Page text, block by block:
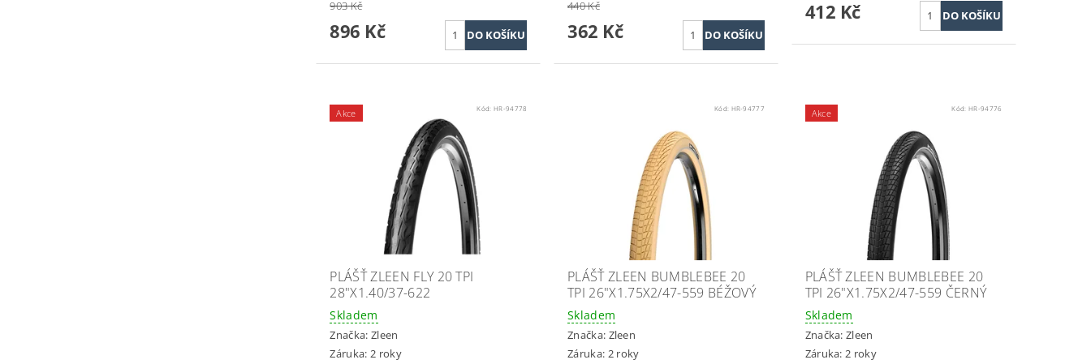
903 Kč
896 Kč
440 Kč
362 Kč
412 Kč
Akce Kód: HR-94778
PLÁŠŤ ZLEEN FLY 20 TPI
28"X1.40/37-622
Skladem
Značka: Zleen
Záruka: 2 roky
Kód: HR-94777
PLÁŠŤ ZLEEN BUMBLEBEE 20
TPI 26"X1.75X2/47-559 BÉŽOVÝ
Skladem
Značka: Zleen
Záruka: 2 roky
Akce Kód:HR-94776
PLÁŠŤ ZLEEN BUMBLEBEE 20
TPI 26"X1.75X2/47-559 ČERNÝ
Skladem
Značka:Zleen
Záruka: 2 roky